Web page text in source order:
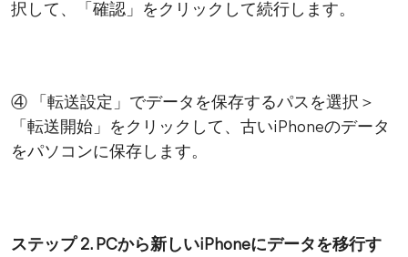
択して、「確認」をクリックして続行します。
④ 「転送設定」でデータを保存するパスを選択＞
「転送開始」をクリックして、古いiPhoneのデータ
をパソコンに保存します。
ステップ 2. PCから新しいiPhoneにデータを移行す